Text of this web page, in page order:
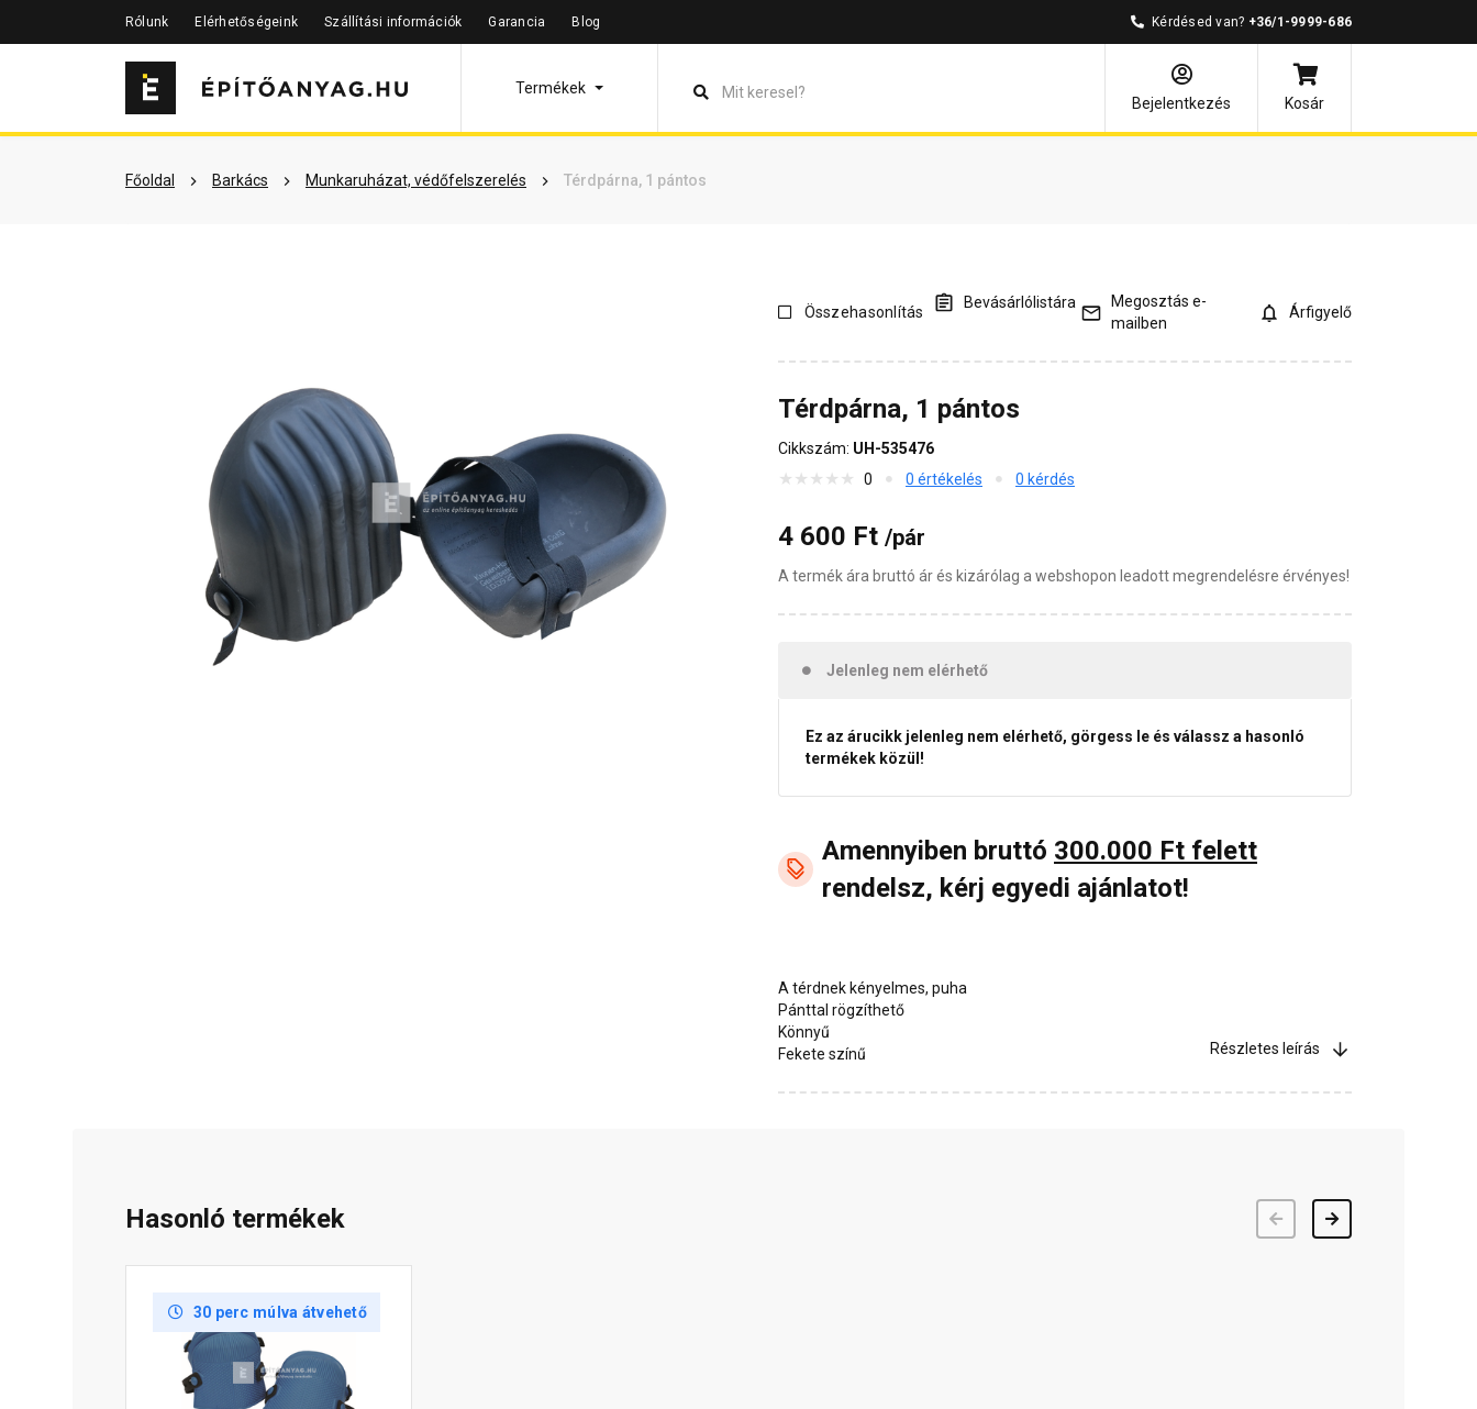
Rólunk Elérhetőségeink Szállítási információk Garancia Blog Kérdésed van? +36/1-9999-686
Termékek
Bejelentkezés
Kosár
Főoldal Barkács Munkaruházat, védőfelszerelés Térdpárna, 1 pántos
Szükséged lehet rá Részletes leírás Termékinformáció Vásárlói vélemények Kérdések és válaszok Kapcsolódó cikkek
Összehasonlítás
Bevásárlólistára
Megosztás e-
mailben
Árfigyelő
Térdpárna, 1 pántos
Cikkszám: UH-535476
0
0 értékelés 0 kérdés
4 600 Ft /pár
A termék ára bruttó ár és kizárólag a webshopon leadott megrendelésre érvényes!
Jelenleg nem elérhető
Ez az árucikk jelenleg nem elérhető, görgess le és válassz a hasonló
termékek közül!
Amennyiben bruttó 300.000 Ft felett
rendelsz, kérj egyedi ajánlatot!
A térdnek kényelmes, puha
Pánttal rögzíthető
Könnyű
Fekete színű
Részletes leírás
Hasonló termékek
30 perc múlva átvehető